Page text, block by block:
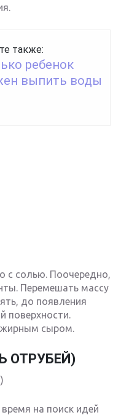
также:
ребенок
выпить воды
с солью. Поочередно,
Перемешать массу
до появления
поверхности.
сыром.
ОТРУБЕЙ)
на поиск идей